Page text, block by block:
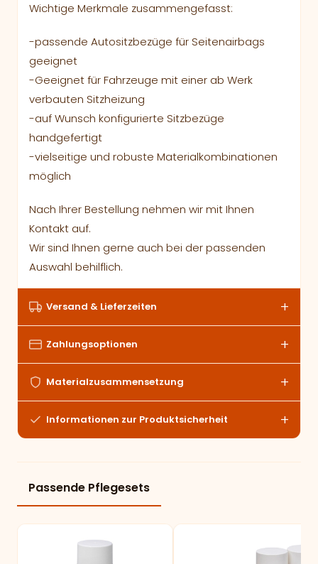
Wichtige Merkmale zusammengefasst:
-passende Autositzbezüge für Seitenairbags
geeignet
-Geeignet für Fahrzeuge mit einer ab Werk
verbauten Sitzheizung
-auf Wunsch konfigurierte Sitzbezüge
handgefertigt
-vielseitige und robuste Materialkombinationen
möglich
Nach Ihrer Bestellung nehmen wir mit Ihnen
Kontakt auf.
Wir sind Ihnen gerne auch bei der passenden
Auswahl behilflich.
Versand & Lieferzeiten
Zahlungsoptionen
Materialzusammensetzung
Informationen zur Produktsicherheit
Passende Pflegesets